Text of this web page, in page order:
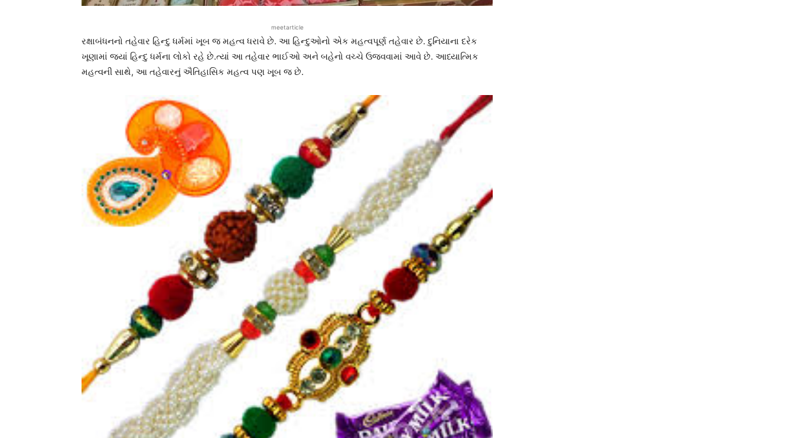
meetarticle
રક્ષાબંધનનો તહેવાર હિન્દુ ધર્મમાં ખૂબ જ મહત્વ ધરાવે છે. આ હિન્દુઓનો એક મહત્વપૂર્ણ તહેવાર છે. દુનિયાના દરેક
ખૂણામાં જ્યાં હિન્દુ ધર્મના લોકો રહે છે.ત્યાં આ તહેવાર ભાઈઓ અને બહેનો વચ્ચે ઉજવવામાં આવે છે. આધ્યાત્મિક
મહત્વની સાથે, આ તહેવારનું ઐતિહાસિક મહત્વ પણ ખૂબ જ છે.